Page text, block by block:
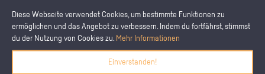
Diese Webseite verwendet Cookies, um bestimmte Funktionen zu
ermöglichen und das Angebot zu verbessern. Indem du fortfährst, stimmst
du der Nutzung von Cookies zu. Mehr Informationen
Einverstanden!
schülerpraktikum.de